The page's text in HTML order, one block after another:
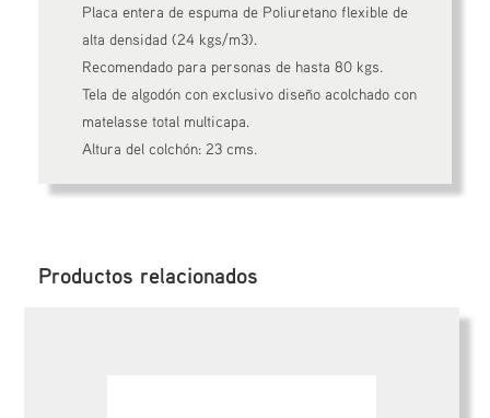
Placa entera de espuma de Poliuretano flexible de
alta densidad (24 kgs/m3).
Recomendado para personas de hasta 80 kgs.
Tela de algodón con exclusivo diseño acolchado con
matelasse total multicapa.
Altura del colchón: 23 cms.
Productos relacionados